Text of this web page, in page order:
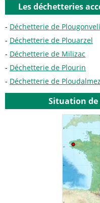
Les déchetteries
Déchetterie de
Déchetterie de Plouarzel
Déchetterie de Milizac
Déchetterie de Plourin
Déchetterie de
Situation de